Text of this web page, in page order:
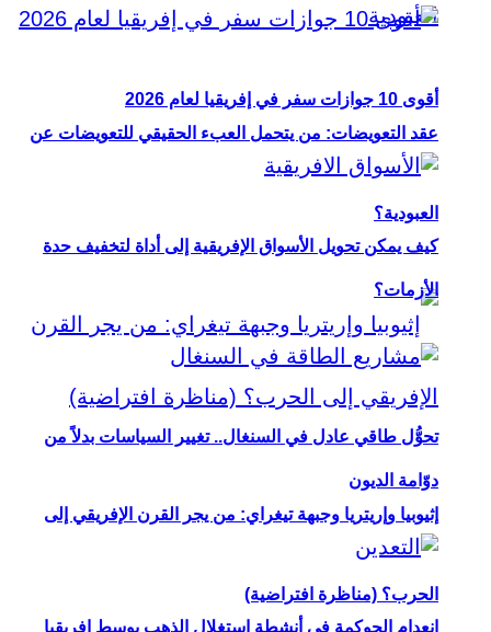
عقد التعويضات: من يتحمل العبء الحقيقي للتعويضات عن
العبودية؟
إثيوبيا وإريتريا وجبهة تيغراي: من يجر القرن الإفريقي إلى
الحرب؟ (مناظرة افتراضية)
أقوى 10 جوازات سفر في إفريقيا لعام 2026
كيف يمكن تحويل الأسواق الإفريقية إلى أداة لتخفيف حدة
الأزمات؟
تحوُّل طاقي عادل في السنغال.. تغيير السياسات بدلاً من
دوّامة الديون
انعدام الحوكمة في أنشطة استغلال الذهب بوسط إفريقيا